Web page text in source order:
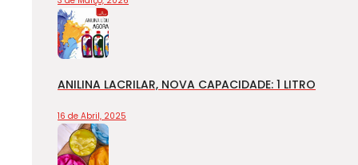
ANILINA LACRILAR, NOVA CAPACIDADE: 1 LITRO
16 de Abril, 2025